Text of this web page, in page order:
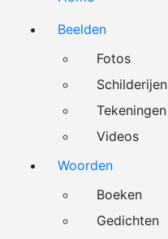
Beelden
Fotos
Schilderijen
Tekeningen
Videos
Woorden
Boeken
Gedichten